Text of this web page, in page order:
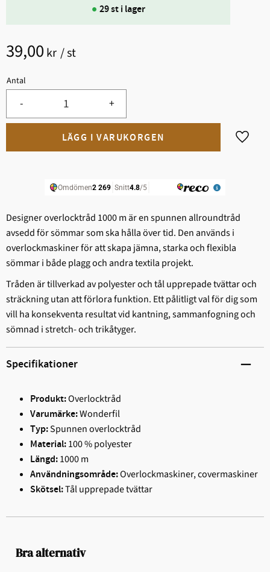
39,00 kr /st
Antal
+
-
Lägg
29 st i lager
Designer overlocktråd 1000 m är en spunnen allroundtråd
avsedd för sömmar som ska hålla över tid. Den används i
overlockmaskiner för att skapa jämna, starka och flexibla
sömmar i både plagg och andra textila projekt.
Tråden är tillverkad av polyester och tål upprepade tvättar och
sträckning utan att förlora funktion. Ett pålitligt val för dig som
vill ha konsekventa resultat vid kantning, sammanfogning och
sömnad i stretch- och trikåtyger.
Specifikationer
Produkt:Overlocktråd
Varumärke:Wonderfil
Typ:Spunnen overlocktråd
Material:100 % polyester
Längd:1000 m
Användningsområde:Overlockmaskiner, covermaskiner
Skötsel:Tål upprepade tvättar
Bra alternativ